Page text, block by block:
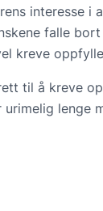
interesse i
falle
kreve
til å kreve
urimelig lenge